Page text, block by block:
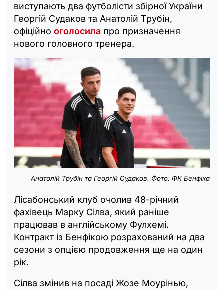
виступають два футболісти збірної України
Георгій Судаков та Анатолій Трубін,
офіційно оголосила про призначення
нового головного тренера.
Анатолій Трубін та Георгій Судаков. Фото: ФК Бенфіка
Лісабонський клуб очолив 48-річний
фахівець Марку Сілва, який раніше
працював в англійському Фулхемі.
Контракт із Бенфікою розрахований на два
сезони з опцією продовження ще на один
рік.
Сілва змінив на посаді Жозе Моурінью,